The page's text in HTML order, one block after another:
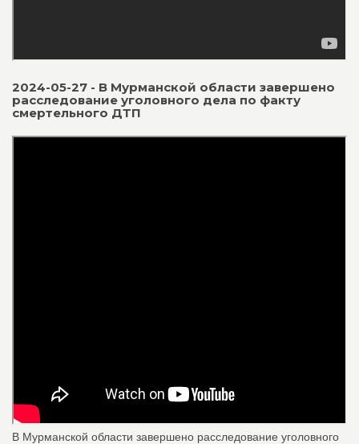
2024-05-27 - В Мурманской области завершено
расследование уголовного дела по факту
смертельного ДТП
В Мурманской области завершено расследование уголовного